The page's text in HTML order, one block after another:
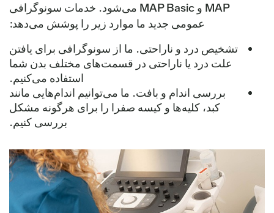
MAP و MAP Basic می‌شود. خدمات سونوگرافی
عمومی جدید ما موارد زیر را پوشش می‌دهد:
تشخیص درد و ناراحتی. ما از سونوگرافی برای یافتن
علت درد یا ناراحتی در قسمت‌های مختلف بدن شما
استفاده می‌کنیم.
بررسی اندام و بافت. ما می‌توانیم اندام‌هایی مانند
کبد، کلیه‌ها و کیسه صفرا را برای هرگونه مشکل
بررسی کنیم.